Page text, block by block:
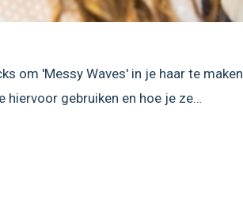
om 'Messy Waves' in je haar te
hiervoor gebruiken en hoe je ze…